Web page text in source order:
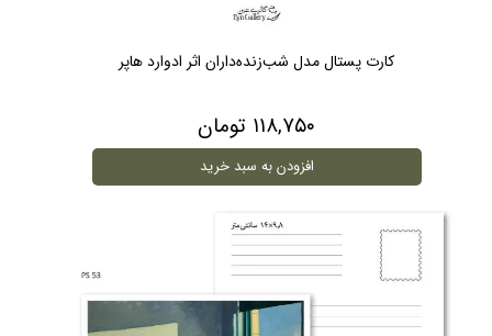
کارت پستال مدل شب‌زنده‌داران اثر ادوارد هاپر
۱۱۸,۷۵۰ تومان
افزودن به سبد خرید